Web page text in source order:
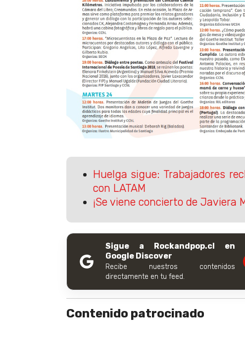
Huelga sigue: Trabajadores
con LATAM
¡Se viene concierto de Javiera
Sigue a Rockandpop.cl en
Google Discover
Recibe nuestros contenidos
directamente en tu feed.
Contenido patrocinado